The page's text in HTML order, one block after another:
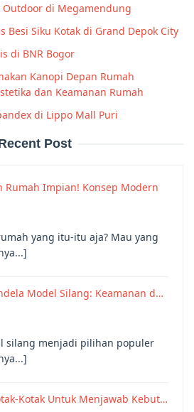
di Megamendung
Besi Siku Kotak di Grand Depok City
di BNR Bogor
Kanopi Depan Rumah
dan Keamanan Rumah
di Lippo Mall Puri
Post
Rumah Impian! Konsep Modern
yang itu-itu aja? Mau yang
Model Silang: Keamanan d…
silang menjadi pilihan populer
Kotak Untuk Menjawab Kebut…